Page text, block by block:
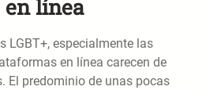
línea
LGBT+, especialmente las
en línea carecen de
El predominio de unas pocas